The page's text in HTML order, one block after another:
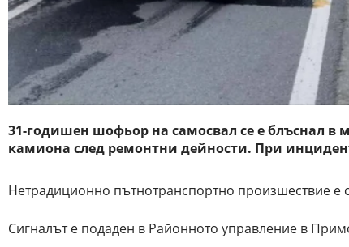
31-годишен шофьор на самосвал се е блъснал в
камиона след ремонтни дейности. При
Нетрадиционно пътнотранспортно произшествие е
Сигналът е подаден в Районното управление в